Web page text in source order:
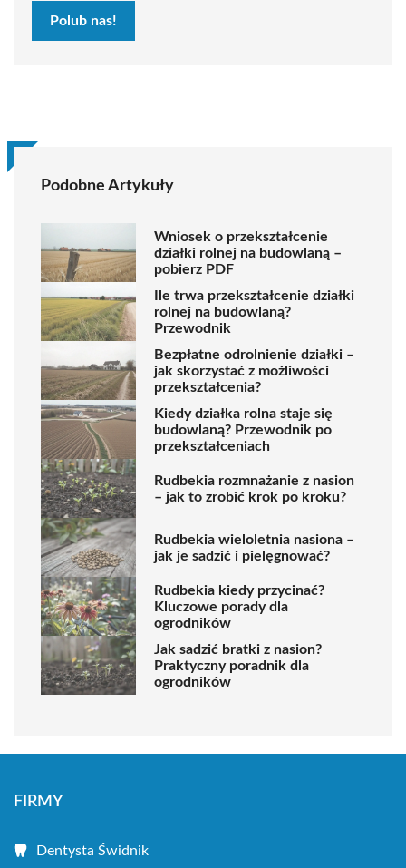
Polub nas!
Podobne Artykuły
Wniosek o przekształcenie
działki rolnej na budowlaną –
pobierz PDF
Ile trwa przekształcenie działki
rolnej na budowlaną?
Przewodnik
Bezpłatne odrolnienie działki –
jak skorzystać z możliwości
przekształcenia?
Kiedy działka rolna staje się
budowlaną? Przewodnik po
przekształceniach
Rudbekia rozmnażanie z nasion
– jak to zrobić krok po kroku?
Rudbekia wieloletnia nasiona –
jak je sadzić i pielęgnować?
Rudbekia kiedy przycinać?
Kluczowe porady dla
ogrodników
Jak sadzić bratki z nasion?
Praktyczny poradnik dla
ogrodników
FIRMY
Dentysta Świdnik